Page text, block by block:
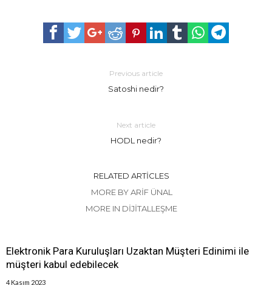
Previous article
Satoshi nedir?
Next article
HODL nedir?
RELATED ARTICLES
MORE BY ARIF ÜNAL
MORE IN DIJITALLEŞME
Elektronik Para Kuruluşları Uzaktan Müşteri Edinimi ile
müşteri kabul edebilecek
4 Kasım 2023